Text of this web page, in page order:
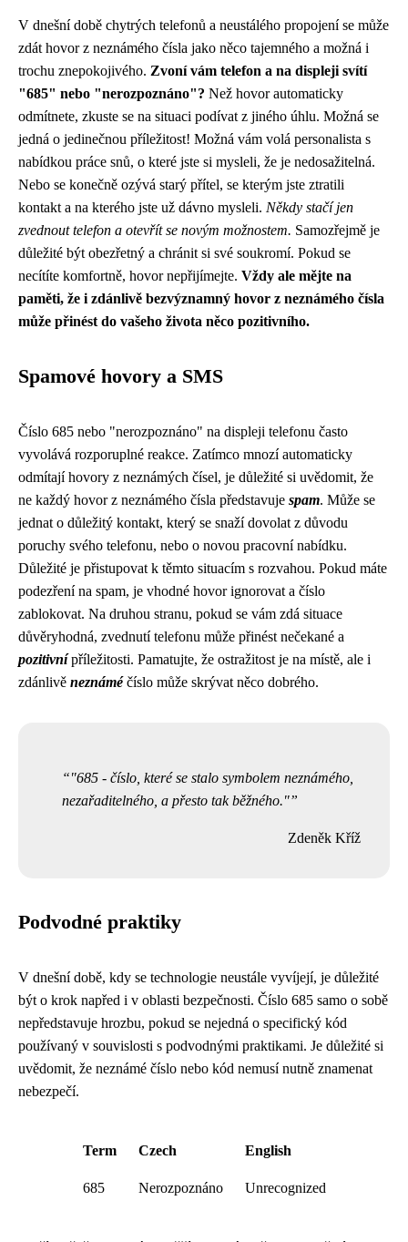
V dnešní době chytrých telefonů a neustálého propojení se může
zdát hovor z neznámého čísla jako něco tajemného a možná i
trochu znepokojivého. Zvoní vám telefon a na displeji svítí
"685" nebo "nerozpoznáno"? Než hovor automaticky
odmítnete, zkuste se na situaci podívat z jiného úhlu. Možná se
jedná o jedinečnou příležitost! Možná vám volá personalista s
nabídkou práce snů, o které jste si mysleli, že je nedosažitelná.
Nebo se konečně ozývá starý přítel, se kterým jste ztratili
kontakt a na kterého jste už dávno mysleli. Někdy stačí jen
zvednout telefon a otevřít se novým možnostem. Samozřejmě je
důležité být obezřetný a chránit si své soukromí. Pokud se
necítíte komfortně, hovor nepřijímejte. Vždy ale mějte na
paměti, že i zdánlivě bezvýznamný hovor z neznámého čísla
může přinést do vašeho života něco pozitivního.
Spamové hovory a SMS
Číslo 685 nebo "nerozpoznáno" na displeji telefonu často
vyvolává rozporuplné reakce. Zatímco mnozí automaticky
odmítají hovory z neznámých čísel, je důležité si uvědomit, že
ne každý hovor z neznámého čísla představuje spam. Může se
jednat o důležitý kontakt, který se snaží dovolat z důvodu
poruchy svého telefonu, nebo o novou pracovní nabídku.
Důležité je přistupovat k těmto situacím s rozvahou. Pokud máte
podezření na spam, je vhodné hovor ignorovat a číslo
zablokovat. Na druhou stranu, pokud se vám zdá situace
důvěryhodná, zvednutí telefonu může přinést nečekané a
pozitivnípříležitosti. Pamatujte, že ostražitost je na místě, ale i
zdánlivě neznáméčíslo může skrývat něco dobrého.
"685 - číslo, které se stalo symbolem neznámého,
nezařaditelného, ​​a přesto tak běžného."
Zdeněk Kříž
Podvodné praktiky
V dnešní době, kdy se technologie neustále vyvíjejí, je důležité
být o krok napřed i v oblasti bezpečnosti. Číslo 685 samo o sobě
nepředstavuje hrozbu, pokud se nejedná o specifický kód
používaný v souvislosti s podvodnými praktikami. Je důležité si
uvědomit, že neznámé číslo nebo kód nemusí nutně znamenat
nebezpečí.
Term Czech English
685 Nerozpoznáno Unrecognized